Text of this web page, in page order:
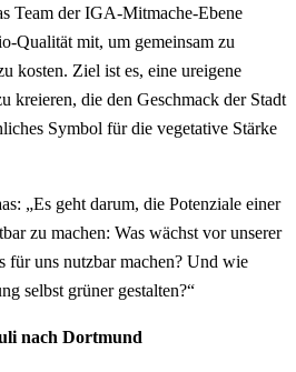
Team der IGA-Mitmache-Ebene
mit, um gemeinsam zu
kosten. Ziel ist es, eine ureigene
kreieren, die den Geschmack der Stadt
Symbol für die vegetative Stärke
„Es geht darum, die Potenziale einer
zu machen: Was wächst vor unserer
für uns nutzbar machen? Und wie
selbst grüner gestalten?“
nach Dortmund